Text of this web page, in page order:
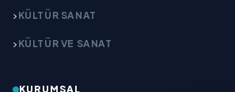
KÜLTÜR SANAT
KÜLTÜR VE SANAT
KURUMSAL